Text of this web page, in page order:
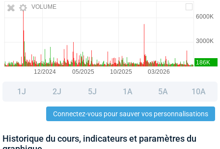
VOLUME
1J 2J 5J 1A 5A 10A
Connectez-vous pour sauver vos personnalisations
Historique du cours, indicateurs et paramètres du